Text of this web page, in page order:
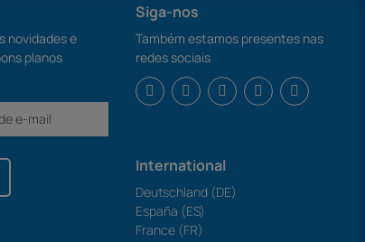
novidades e
planos
Siga-nos
Também estamos presentes nas
redes sociais
International
Deutschland (DE)
España (ES)
France (FR)